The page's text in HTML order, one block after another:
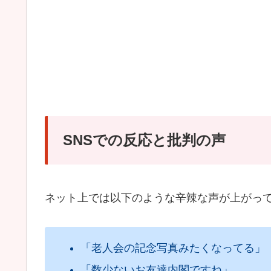
SNSでの反応と批判の声
ネット上では以下のような辛辣な声が上がっ
「老人会の記念写真みたくなってる」